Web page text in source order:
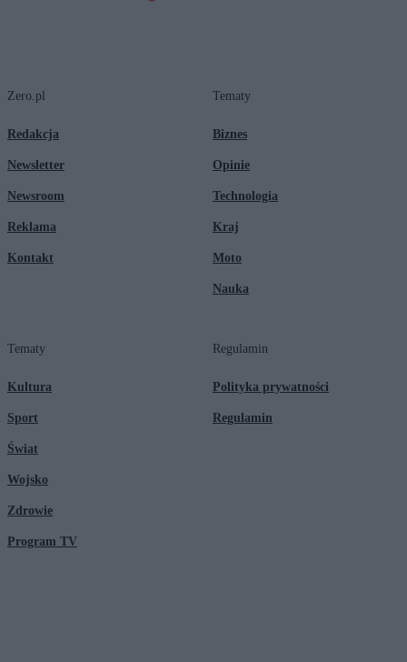
Zero.pl
Redakcja
Newsletter
Newsroom
Reklama
Kontakt
Tematy
Biznes
Opinie
Technologia
Kraj
Moto
Nauka
Tematy
Kultura
Sport
Świat
Wojsko
Zdrowie
Program TV
Regulamin
Polityka prywatności
Regulamin